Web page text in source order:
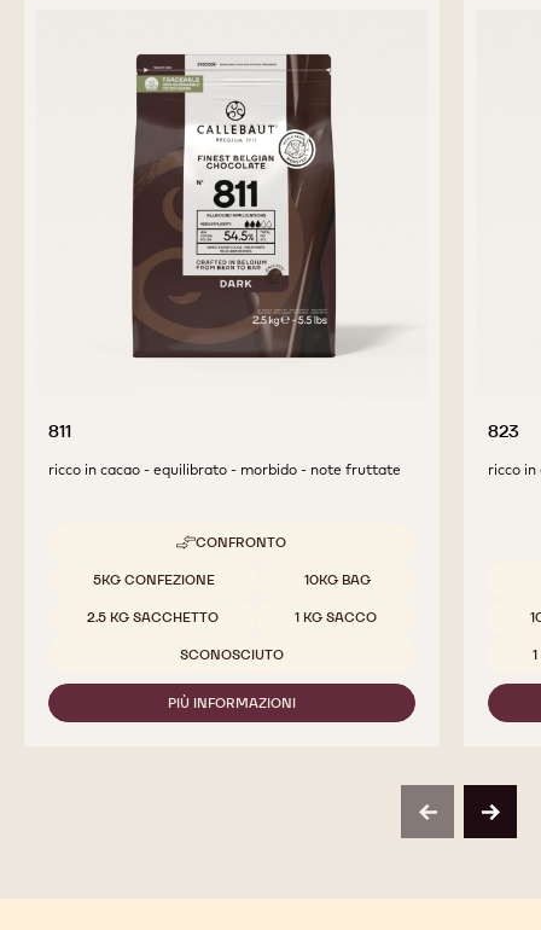
811
ricco in cacao - equilibrato - morbido - note fruttate
CONFRONTO
-
Dimensioni disponibili
5KG CONFEZIONE 10KG BAG
2.5 KG SACCHETTO 1 KG SACCO
SCONOSCIUTO
PIÙ INFORMAZIONI
-
823
ricco
previousnext